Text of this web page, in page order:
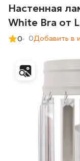
Настенная
White Bra от
0 0Добавить в